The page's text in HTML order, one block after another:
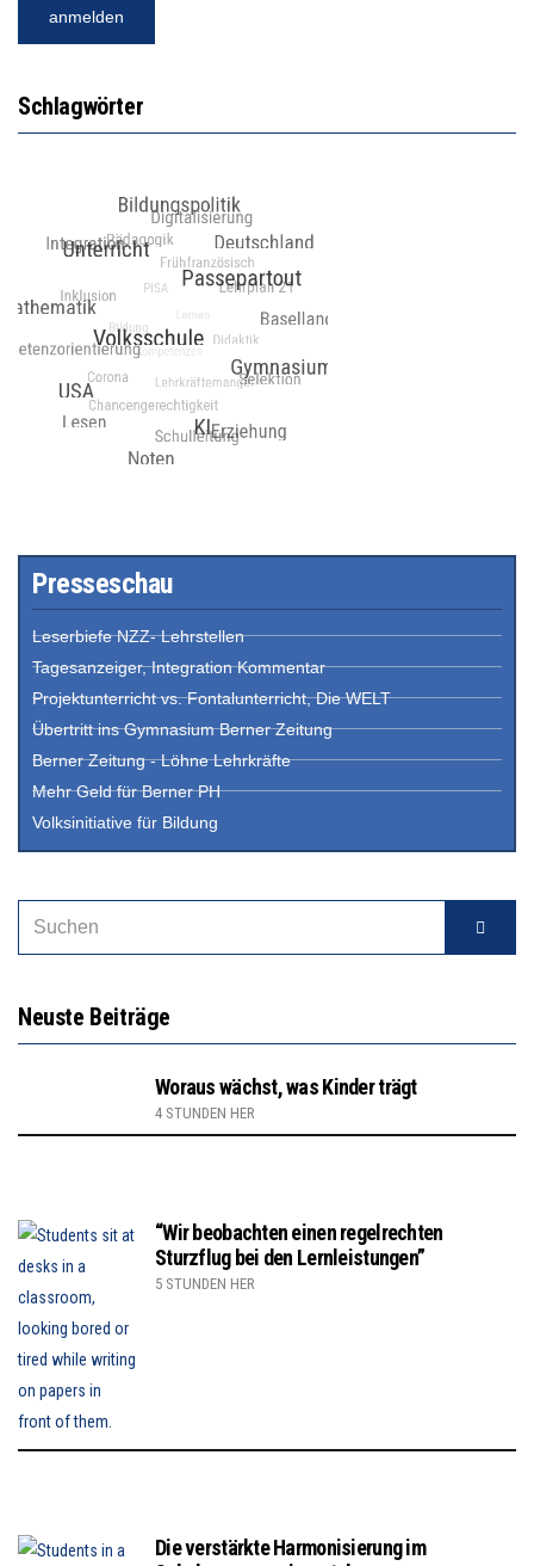
Schlagwörter
Presseschau
Leserbiefe NZZ- Lehrstellen
Tagesanzeiger, Integration Kommentar
Projektunterricht vs. Fontalunterricht, Die WELT
Übertritt ins Gymnasium Berner Zeitung
Berner Zeitung - Löhne Lehrkräfte
Mehr Geld für Berner PH
Volksinitiative für Bildung
Neuste Beiträge
Woraus wächst, was Kinder trägt
4 STUNDEN HER
“Wir beobachten einen regelrechten
Sturzflug bei den Lernleistungen”
5 STUNDEN HER
Die verstärkte Harmonisierung im